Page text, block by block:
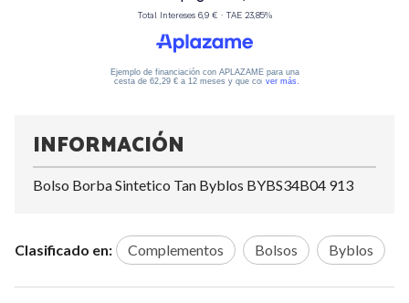
INFORMACIÓN
Bolso Borba Sintetico Tan Byblos BYBS34B04 913
Clasificado en: Complementos Bolsos Byblos